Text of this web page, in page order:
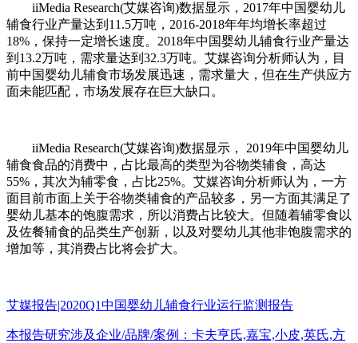
iiMedia Research(艾媒咨询)数据显示，2017年中国婴幼儿
辅食行业产量达到11.5万吨，2016-2018年年均增长率超过
18%，保持一定增长速度。2018年中国婴幼儿辅食行业产量达
到13.2万吨，需求量达到32.3万吨。艾媒咨询分析师认为，目
前中国婴幼儿辅食市场发展迅速，需求量大，但在生产供应方
面未能匹配，市场发展存在巨大缺口。
iiMedia Research(艾媒咨询)数据显示， 2019年中国婴幼儿
辅食食品的消费中，占比最高的类型为谷物类辅食，高达
55%，其次为辅零食，占比25%。艾媒咨询分析师认为，一方
面目前市面上关于谷物类辅食的产品较多，另一方面其满足了
婴幼儿基本的饱腹需求，所以消费占比较大。但随着辅零食以
及佐餐辅食的品类生产创新，以及对婴幼儿其他非饱腹需求的
增加等，其消费占比将会扩大。
艾媒报告|2020Q1中国婴幼儿辅食行业运行监测报告
本报告研究涉及企业/品牌/案例：卡夫亨氏,嘉宝,小皮,英氏,方